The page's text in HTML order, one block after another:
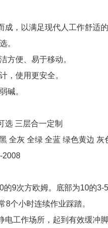
，以满足现代人工作舒适的
。
方便、易于移动。
，使用更安全。
碱。
选 三层合一定制
全灰 全绿 全蓝 绿色黄边 灰
2008
的9次方欧姆。底部为10的3-
8个小时连续作业踩踏。
电工作场所，起到有效缓冲